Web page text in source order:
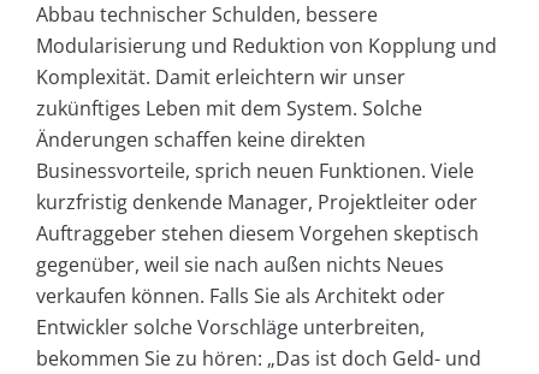
Abbau technischer Schulden, bessere
Modularisierung und Reduktion von Kopplung und
Komplexität. Damit erleichtern wir unser
zukünftiges Leben mit dem System. Solche
Änderungen schaffen keine direkten
Businessvorteile, sprich neuen Funktionen. Viele
kurzfristig denkende Manager, Projektleiter oder
Auftraggeber stehen diesem Vorgehen skeptisch
gegenüber, weil sie nach außen nichts Neues
verkaufen können. Falls Sie als Architekt oder
Entwickler solche Vorschläge unterbreiten,
bekommen Sie zu hören: „Das ist doch Geld- und